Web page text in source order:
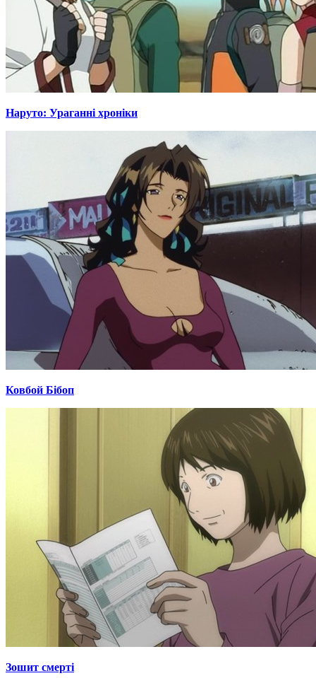
Наруто: Ураганні хроніки
Ковбой Бібоп
Зошит смерті